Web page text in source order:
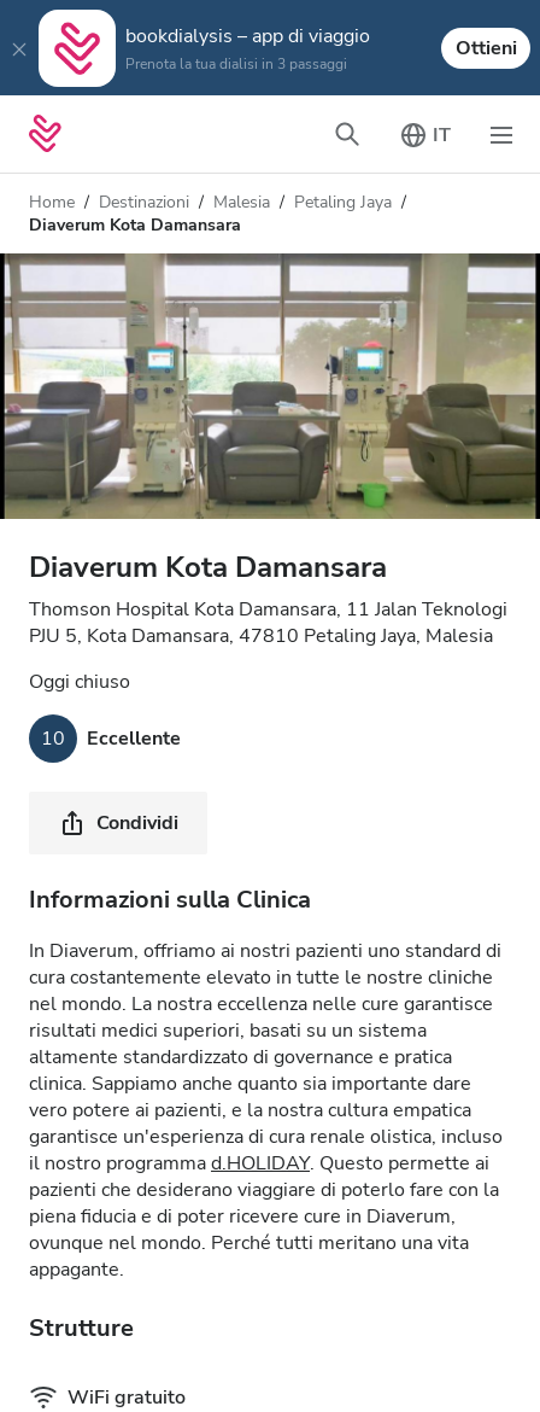
bookdialysis – app di viaggio
Prenota la tua dialisi in 3 passaggi
Ottieni
IT
Home Destinazioni Malesia
Petaling Jaya
Diaverum Kota Damansara
Diaverum Kota Damansara
Thomson Hospital Kota Damansara, 11 Jalan Teknologi
PJU 5, Kota Damansara, 47810 Petaling Jaya, Malesia
Oggi chiuso
10 Eccellente
Condividi
Informazioni sulla Clinica
In Diaverum, offriamo ai nostri pazienti uno standard di
cura costantemente elevato in tutte le nostre cliniche
nel mondo. La nostra eccellenza nelle cure garantisce
risultati medici superiori, basati su un sistema
altamente standardizzato di governance e pratica
clinica. Sappiamo anche quanto sia importante dare
vero potere ai pazienti, e la nostra cultura empatica
garantisce un'esperienza di cura renale olistica, incluso
il nostro programmad.HOLIDAY. Questo permette ai
pazienti che desiderano viaggiare di poterlo fare con la
piena fiducia e di poter ricevere cure in Diaverum,
ovunque nel mondo. Perché tutti meritano una vita
appagante.
Strutture
WiFi gratuito